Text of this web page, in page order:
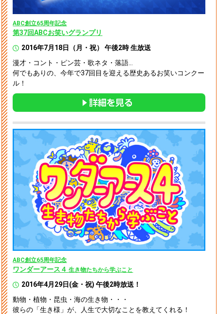
ABC創立65周年記念
第37回ABCお笑いグランプリ
2016年7月18日（月・祝） 午後2時 生放送
漫才・コント・ピン芸・歌ネタ・落語…
何でもありの、今年で37回目を迎える歴史あるお笑いコンクー
ル！
ABC創立65周年記念
ワンダーアース４生き物たちから学ぶこと
2016年4月29日(金・祝) 午後2時放送！
動物・植物・昆虫・海の生き物・・・
彼らの「生き様」が、人生で大切なことを教えてくれる！